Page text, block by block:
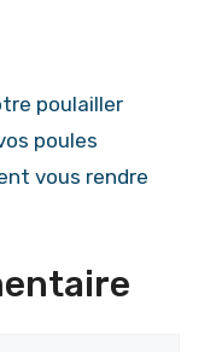
poulailler
poules
vous rendre